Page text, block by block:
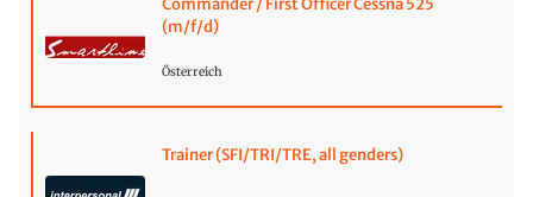
Commander / First Officer Cessna 525
(m/f/d)
Österreich
Trainer (SFI/TRI/TRE, all genders)